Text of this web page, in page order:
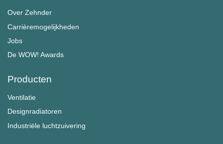
Over Zehnder
Carrièremogelijkheden
Jobs
De WOW! Awards
Producten
Ventilatie
Designradiatoren
Industriële luchtzuivering